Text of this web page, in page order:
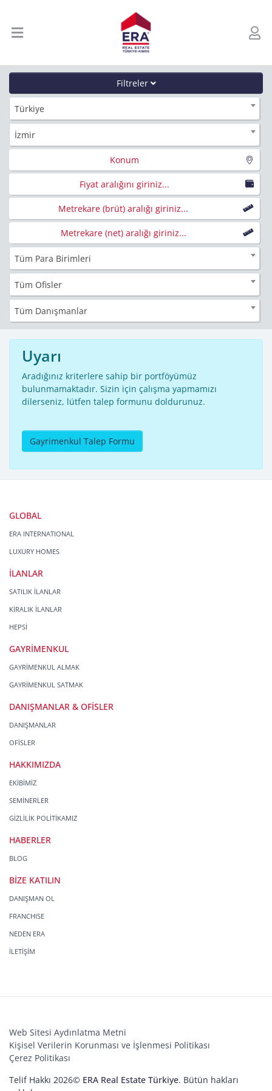
Filtreler
Türkiye
İzmir
Konum
Fiyat aralığını giriniz...
Metrekare (brüt) aralığı giriniz...
Metrekare (net) aralığı giriniz...
Tüm Para Birimleri
Tüm Ofisler
Tüm Danışmanlar
Uyarı
Aradığınız kriterlere sahip bir portföyümüz
bulunmamaktadır. Sizin için çalışma yapmamızı
dilerseniz, lütfen talep formunu doldurunuz.
Gayrimenkul Talep Formu
GLOBAL
ERA INTERNATIONAL
LUXURY HOMES
İLANLAR
SATILIK İLANLAR
KİRALIK İLANLAR
HEPSİ
GAYRİMENKUL
GAYRİMENKUL ALMAK
GAYRİMENKUL SATMAK
DANIŞMANLAR & OFİSLER
DANIŞMANLAR
OFİSLER
HAKKIMIZDA
EKİBİMİZ
SEMİNERLER
GİZLİLİK POLİTİKAMIZ
HABERLER
BLOG
BİZE KATILIN
DANIŞMAN OL
FRANCHISE
NEDEN ERA
İLETİŞİM
Web Sitesi Aydınlatma Metni
Kişisel Verilerin Korunması ve İşlenmesi Politikası
Çerez Politikası
Telif Hakkı 2026© ERA Real Estate Türkiye. Bütün hakları